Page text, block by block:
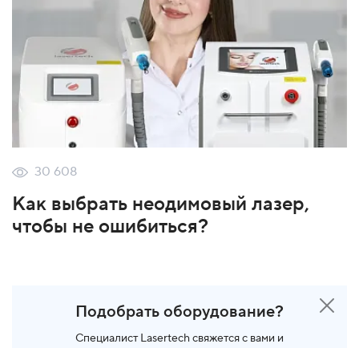
30 608
Как выбрать неодимовый лазер,
чтобы не ошибиться?
Подобрать оборудование?
Специалист Lasertech свяжется с вами и